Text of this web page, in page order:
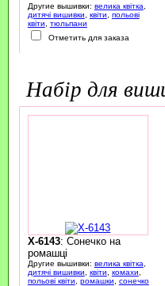
Другие вышивки: велика квітка
дитячі вишивки
квіти
польові
квіти
тюльпани
Отметить для заказа
набір для
X-6143: Сонечко на
ромашці
Другие вышивки: велика квітка
дитячі вишивки
квіти комахи
польові квіти
ромашки
сонечко